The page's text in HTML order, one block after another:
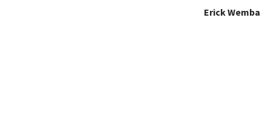
Erick Wemba